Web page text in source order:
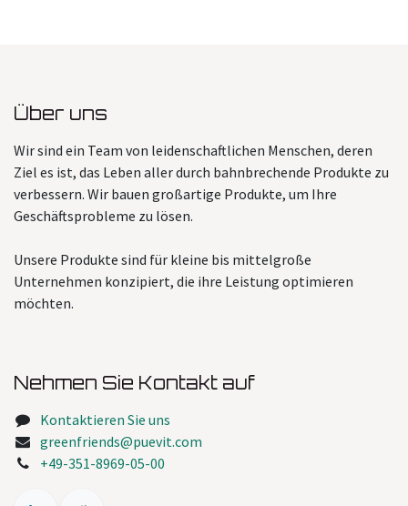
Über uns
Wir sind ein Team von leidenschaftlichen Menschen, deren
Ziel es ist, das Leben aller durch bahnbrechende Produkte zu
verbessern. Wir bauen großartige Produkte, um Ihre
Geschäftsprobleme zu lösen.
Unsere Produkte sind für kleine bis mittelgroße
Unternehmen konzipiert, die ihre Leistung optimieren
möchten.
Nehmen Sie Kontakt auf
Kontaktieren Sie uns
greenfriends@puevit.com
+49-351-8969-05-00